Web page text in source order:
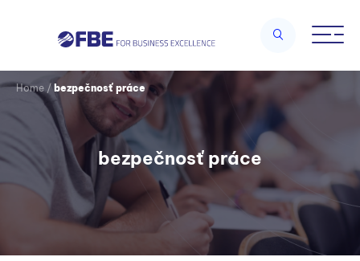
bezpečnosť práce
Home / bezpečnosť práce